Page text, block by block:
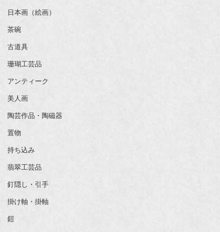
日本画（絵画）
茶碗
古道具
珊瑚工芸品
アンティーク
美人画
陶芸作品・陶磁器
置物
持ち込み
翡翠工芸品
釘隠し・引手
掛け軸・掛軸
鎧